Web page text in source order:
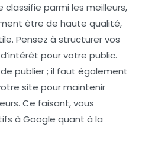
classifie parmi les meilleurs,
être de haute qualité,
Pensez à structurer vos
pour votre public.
publier ; il faut également
site pour maintenir
Ce faisant, vous
à Google quant à la